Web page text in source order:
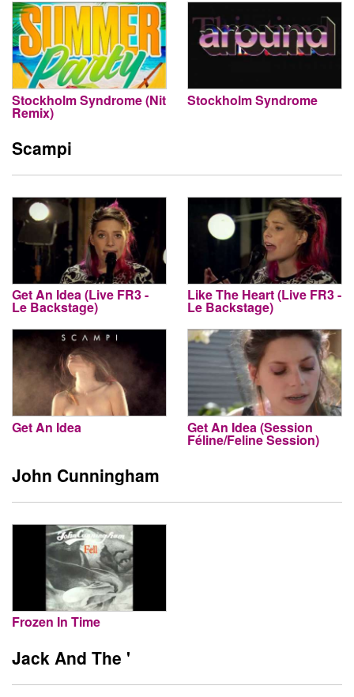
Stockholm Syndrome (Nit
Remix)
Stockholm Syndrome
Scampi
Get An Idea (Live FR3 -
Le Backstage)
Like The Heart (Live FR3 -
Le Backstage)
Get An Idea Get An Idea (Session
Féline/Feline Session)
John Cunningham
Frozen In Time
Jack And The '